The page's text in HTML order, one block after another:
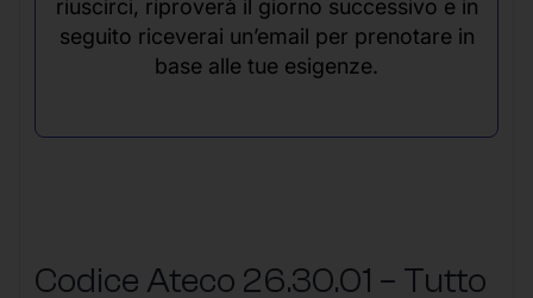
riuscirci, riproverà il giorno successivo e in
seguito riceverai un’email per prenotare in
base alle tue esigenze.
Codice Ateco 26.30.01 – Tutto